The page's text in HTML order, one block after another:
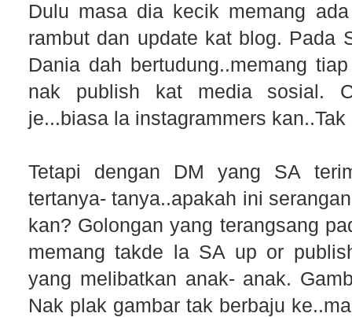
Dulu masa dia kecik memang
rambut dan update kat blog. Pada
Dania dah bertudung..memang
nak publish kat media sosial.
je...biasa la instagrammers
Tetapi dengan DM yang SA
tertanya- tanya..apakah ini
kan? Golongan yang terangsang
memang takde la SA up or
yang melibatkan anak- anak.
Nak plak gambar tak berbaju